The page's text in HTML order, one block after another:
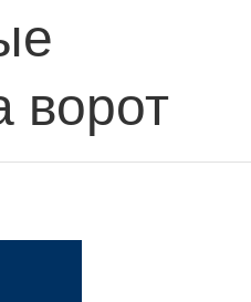
ворот